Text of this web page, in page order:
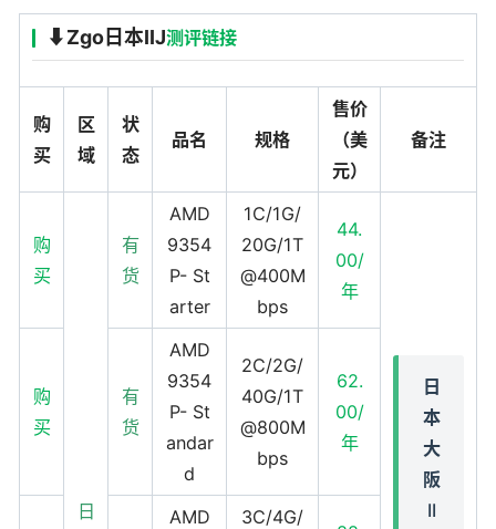
⬇️Zgo日本IIJ测评链接
购
买
区
域
状
态
品名 规格
售价
（美
元）
备注
购
买
日
有
货
AMD
9354
P- St
arter
1C/1G/
20G/1T
@400M
bps
44.
00/
年
日
本
大
阪
II
购
买
有
货
AMD
9354
P- St
andar
d
2C/2G/
40G/1T
@800M
bps
62.
00/
年
AMD 3C/4G/